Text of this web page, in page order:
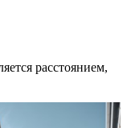
расстоянием,